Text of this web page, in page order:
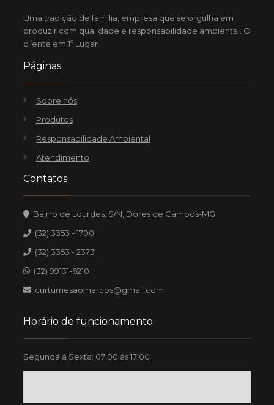
Uma tradição de família, empresa que se orgulha em
produzir com qualidade e responsabilidade ambiental. O
cliente em 1º Lugar.
Páginas
Sobre nós
Produtos
Responsabilidade Ambiental
Atendimento
Contatos
Bairro de Lourdes, S/N, Dores de Campos-MG
(32) 3353 - 1700
(32) 3353 - 2373
(32) 99131-6210
curtumesaomarcos@gmail.com
Horário de funcionamento
Segunda à Sexta: 07:00 às 17:00